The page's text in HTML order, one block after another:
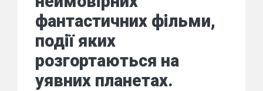
фантастичних фільми,
події яких
розгортаються на
уявних планетах.